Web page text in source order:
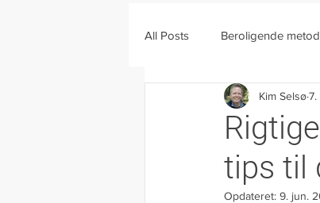
All Posts Beroligende
Mental træning Viden
Mænd og stresstips til
Kim Selsø7.
Opdateret: 9. jun.